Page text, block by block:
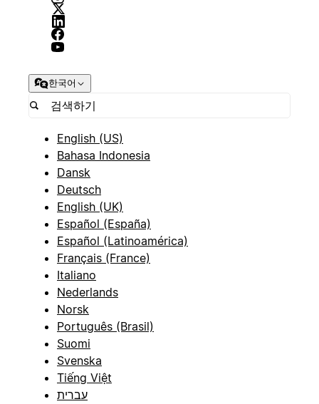
한국어
English (US)
Bahasa Indonesia
Dansk
Deutsch
English (UK)
Español (España)
Español (Latinoamérica)
Français (France)
Italiano
Nederlands
Norsk
Português (Brasil)
Suomi
Svenska
Tiếng Việt
עברית